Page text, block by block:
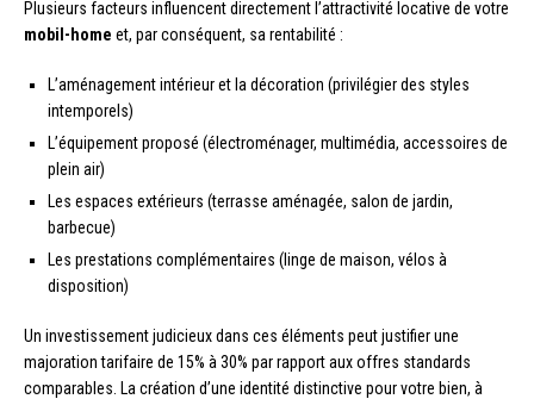
Plusieurs facteurs influencent directement l’attractivité locative de votre
mobil-home et, par conséquent, sa rentabilité :
L’aménagement intérieur et la décoration (privilégier des styles
intemporels)
L’équipement proposé (électroménager, multimédia, accessoires de
plein air)
Les espaces extérieurs (terrasse aménagée, salon de jardin,
barbecue)
Les prestations complémentaires (linge de maison, vélos à
disposition)
Un investissement judicieux dans ces éléments peut justifier une
majoration tarifaire de 15% à 30% par rapport aux offres standards
comparables. La création d’une identité distinctive pour votre bien, à